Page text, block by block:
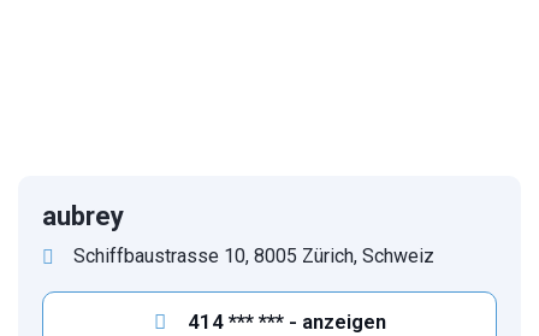
aubrey
Schiffbaustrasse 10, 8005 Zürich, Schweiz
414 *** *** - anzeigen